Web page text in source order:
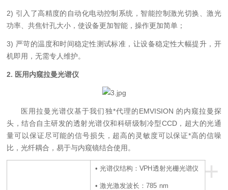
2) 引入了高精度的自动化电动控制系统，智能控制激光切换、激光
功率、共焦针孔大小，使设备更加智能，操作更加简单；
3) 严苛的温度和时间稳定性测试标准，让设备稳定性大幅提升，开
机即用，无需专人维护。
2. 医用内窥拉曼光谱仪
医用拉曼光谱仪基于我们独*代理的EMVISION 的内窥拉曼探
头，结合自主研发的透射光谱仪和科研级制冷型CCD，超大的光通
量可以保证尽可能的信号损失，超高的灵敏度可以保证*高的信噪
比，光纤耦合，易于与内窥镜结合使用。
+
• 光谱仪结构：VPH透射光栅光谱仪
• 激光激发波长：785 nm